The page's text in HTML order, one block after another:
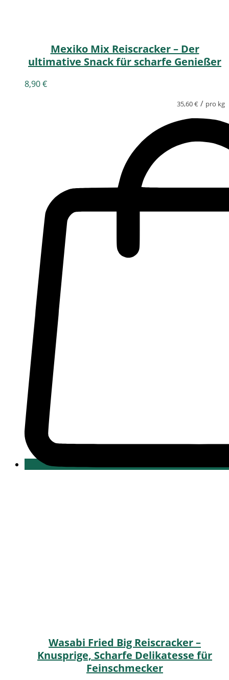
Mexiko Mix Reiscracker – Der
ultimative Snack für scharfe Genießer
8,90€
35,60€ / pro kg
Wasabi Fried Big Reiscracker –
Knusprige, Scharfe Delikatesse für
Feinschmecker